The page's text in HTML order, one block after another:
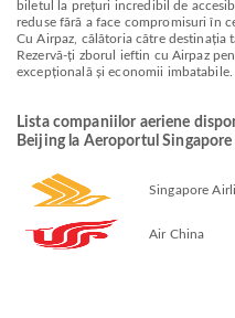
biletul la prețuri incredibil de
reduse fără a face compromisuri în
Cu Airpaz, călătoria către destinația
Rezervă-ți zborul ieftin cu Airpaz
excepțională și economii imbatabile.
Lista companiilor aeriene
Beijing la Aeroportul Singapore
Singapore
Air China